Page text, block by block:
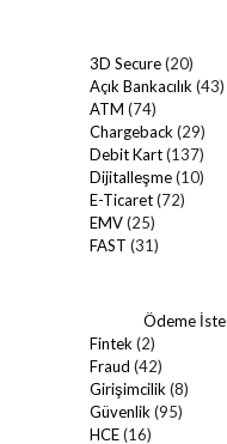
3D Secure(20)
Açık Bankacılık(43)
ATM (74)
Chargeback(29)
Debit Kart(137)
Dijitalleşme(10)
E-Ticaret(72)
EMV(25)
FAST (31)
Ödeme İste
Fintek(2)
Fraud (42)
Girişimcilik(8)
Güvenlik(95)
HCE(16)